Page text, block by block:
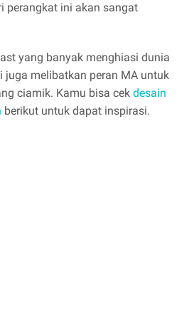
perangkat ini akan sangat
yang banyak menghiasi dunia
juga melibatkan peran MA untuk
ciamik. Kamu bisa cek desain
berikut untuk dapat inspirasi.